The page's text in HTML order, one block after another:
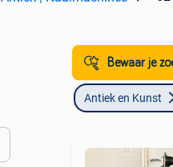
Bewaar je
Antiek en Kunst